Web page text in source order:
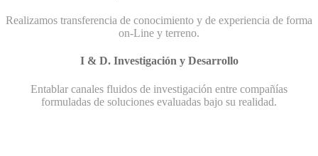
Realizamos transferencia de conocimiento y de experiencia de forma
on-Line y terreno.
I & D. Investigación y Desarrollo
Entablar canales fluidos de investigación entre compañías
formuladas de soluciones evaluadas bajo su realidad.